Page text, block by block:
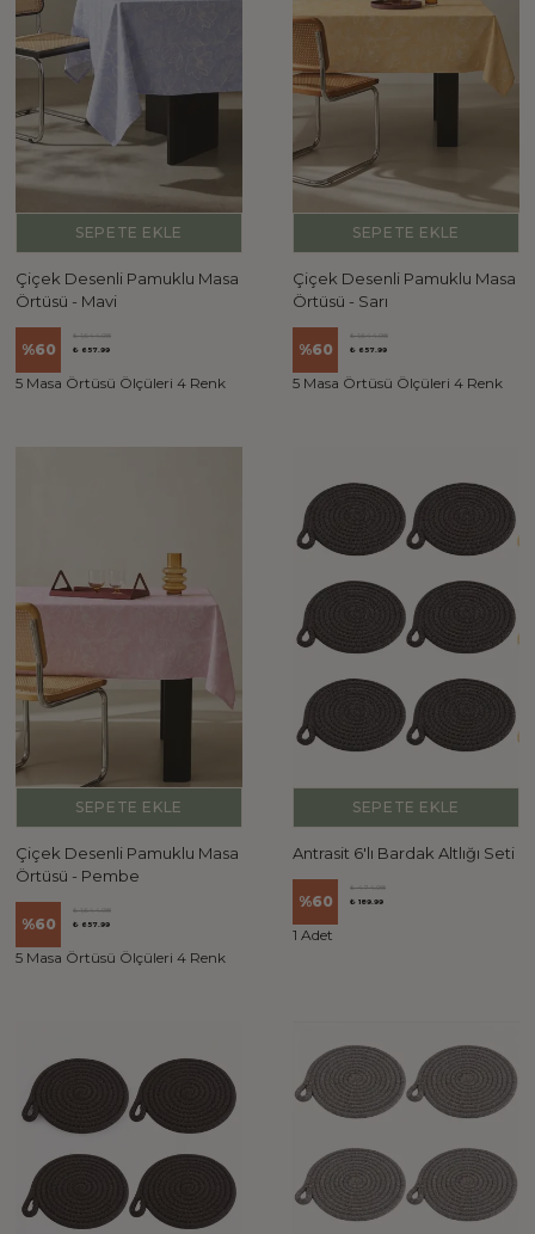
SEPETE EKLE
Çiçek Desenli Pamuklu Masa
Örtüsü - Mavi
%60
₺ 1,644.98
₺ 657.99
5 Masa Örtüsü Ölçüleri 4 Renk
SEPETE EKLE
Çiçek Desenli Pamuklu Masa
Örtüsü - Sarı
%60
₺ 1,644.98
₺ 657.99
5 Masa Örtüsü Ölçüleri 4 Renk
SEPETE EKLE
Çiçek Desenli Pamuklu Masa
Örtüsü - Pembe
%60
₺ 1,644.98
₺ 657.99
5 Masa Örtüsü Ölçüleri 4 Renk
SEPETE EKLE
Antrasit 6'lı Bardak Altlığı Seti
%60
₺ 474.98
₺ 189.99
1 Adet